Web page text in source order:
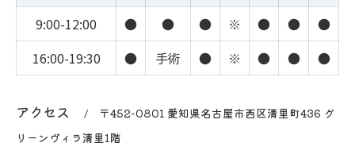
9:00-12:00
● ● ● ※ ● ●
●
16:00-19:30
● 手術 ● ※ ● ● ●
アクセス
〒452-0801 愛知県名古屋市西区清里町436 グ
リーンヴィラ清里1階